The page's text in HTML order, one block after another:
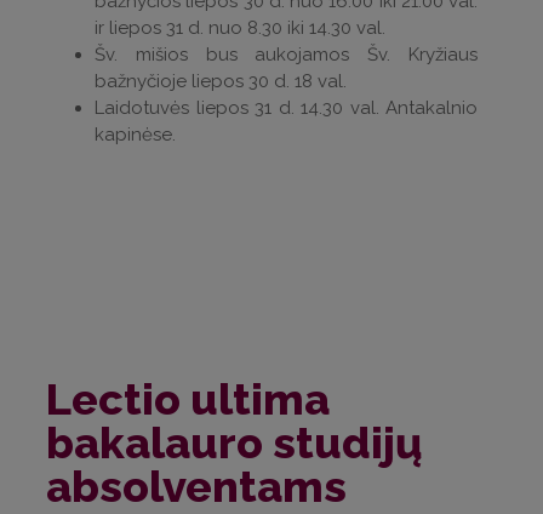
ir liepos 31 d. nuo 8.30 iki 14.30 val.
Šv. mišios bus aukojamos Šv. Kryžiaus
bažnyčioje liepos 30 d. 18 val.
Laidotuvės liepos 31 d. 14.30 val. Antakalnio
kapinėse.
Lectio ultima
bakalauro studijų
absolventams